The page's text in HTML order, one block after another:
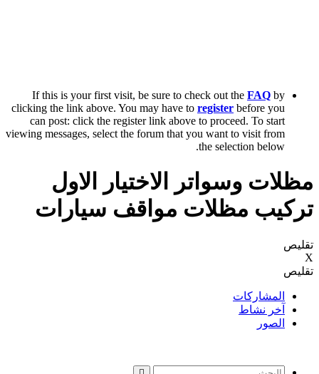
If this is your first visit, be sure to check out the FAQ by
clicking the link above. You may have to register before you
can post: click the register link above to proceed. To start
viewing messages, select the forum that you want to visit from
the selection below.
مظلات وسواتر الاختيار الاول
تركيب مظلات مواقف سيارات
تقليص
X
تقليص
المشاركات
آخر نشاط
الصور